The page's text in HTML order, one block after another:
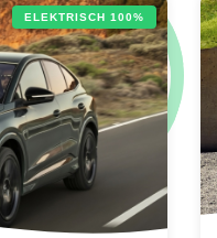
ELEKTRISCH 100%